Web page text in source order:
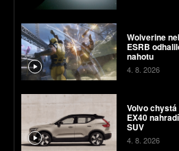
Wolverine
ESRB
nahotu
4. 8. 2026
Volvo
EX40
SUV
4. 8. 2026